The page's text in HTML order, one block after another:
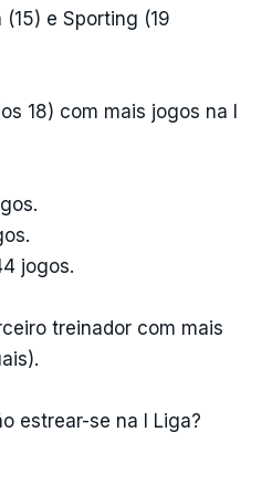
e Sporting (19
18) com mais jogos na I
jogos.
treinador com mais
estrear-se na I Liga?